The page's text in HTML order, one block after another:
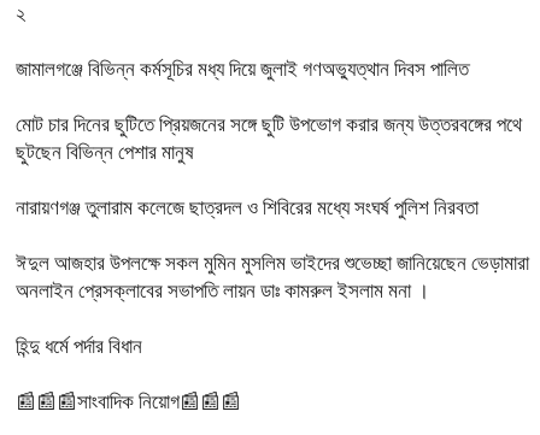
২
জামালগঞ্জে বিভিন্ন কর্মসূচির মধ্য দিয়ে জুলাই গণঅভ্যুত্থান দিবস পালিত
মোট চার দিনের ছুটিতে প্রিয়জনের সঙ্গে ছুটি উপভোগ করার জন্য উত্তরবঙ্গের পথে
ছুটছেন বিভিন্ন পেশার মানুষ
নারায়ণগঞ্জ তুলারাম কলেজে ছাত্রদল ও শিবিরের মধ্যে সংঘর্ষ পুলিশ নিরবতা
ঈদুল আজহার উপলক্ষে সকল মুমিন মুসলিম ভাইদের শুভেচ্ছা জানিয়েছেন ভেড়ামারা
অনলাইন প্রেসক্লাবের সভাপতি লায়ন ডাঃ কামরুল ইসলাম মনা ।
হিন্দু ধর্মে পর্দার বিধান
📰📰📰সাংবাদিক নিয়োগ📰📰📰